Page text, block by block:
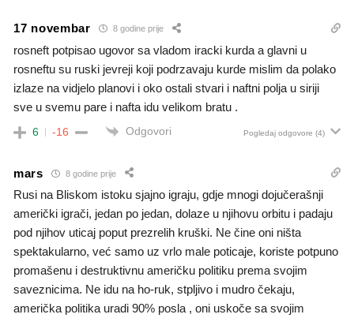
17 novembar 8 godine prije
rosneft potpisao ugovor sa vladom iracki kurda a glavni u
rosneftu su ruski jevreji koji podrzavaju kurde mislim da polako
izlaze na vidjelo planovi i oko ostali stvari i naftni polja u siriji
sve u svemu pare i nafta idu velikom bratu .
6 -16 Odgovori Pogledaj odgovore (4)
mars 8 godine prije
Rusi na Bliskom istoku sjajno igraju, gdje mnogi dojučerašnji
američki igrači, jedan po jedan, dolaze u njihovu orbitu i padaju
pod njihov uticaj poput prezrelih kruški. Ne čine oni ništa
spektakularno, već samo uz vrlo male poticaje, koriste potpuno
promašenu i destruktivnu američku politiku prema svojim
saveznicima. Ne idu na ho-ruk, stpljivo i mudro čekaju,
američka politika uradi 90% posla , oni uskoče sa svojim